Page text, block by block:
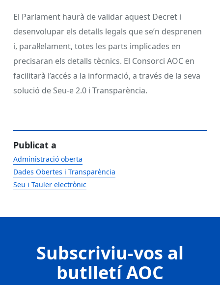
El Parlament haurà de validar aquest Decret i
desenvolupar els detalls legals que se’n desprenen
i, paral·lelament, totes les parts implicades en
precisaran els detalls tècnics. El Consorci AOC en
facilitarà l’accés a la informació, a través de la seva
solució de Seu-e 2.0 i Transparència.
Publicat a
Administració oberta
Dades Obertes i Transparència
Seu i Tauler electrònic
Subscriviu-vos al
butlletí AOC